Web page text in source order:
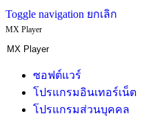
Toggle navigation ยกเลิก
MX Player
ซอฟต์แวร์
โปรแกรมอินเทอร์เน็ต
โปรแกรมส่วนบุคคล